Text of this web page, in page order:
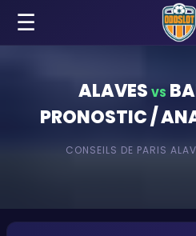
☰
ALAVES VS
PRONOSTIC /
CONSEILS DE PARIS